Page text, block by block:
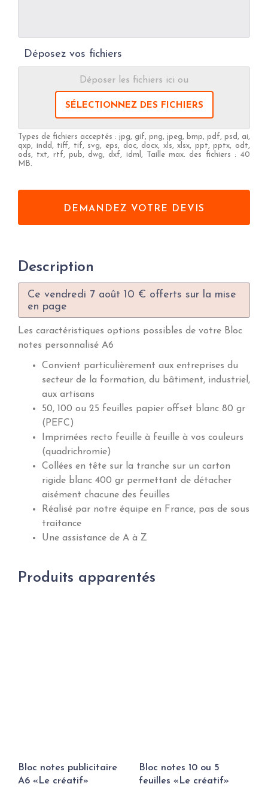
Déposez vos fichiers
Déposer les fichiers ici ou
SÉLECTIONNEZ DES FICHIERS
Types de fichiers acceptés : jpg, gif, png, jpeg, bmp, pdf, psd, ai,
qxp, indd, tiff, tif, svg, eps, doc, docx, xls, xlsx, ppt, pptx, odt,
ods, txt, rtf, pub, dwg, dxf, idml, Taille max. des fichiers : 40
MB.
Description
Ce vendredi 7 août 10 € offerts sur la mise
en page
Les caractéristiques options possibles de votre Bloc
notes personnalisé A6
Convient particulièrement aux entreprises du
secteur de la formation, du bâtiment, industriel,
aux artisans
50, 100 ou 25 feuilles papier offset blanc 80 gr
(PEFC)
Imprimées recto feuille à feuille à vos couleurs
(quadrichromie)
Collées en tête sur la tranche sur un carton
rigide blanc 400 gr permettant de détacher
aisément chacune des feuilles
Réalisé par notre équipe en France, pas de sous
traitance
Une assistance de A à Z
Produits apparentés
Bloc notes publicitaire
A6 «Le créatif»
Bloc notes 10 ou 5
feuilles «Le créatif»